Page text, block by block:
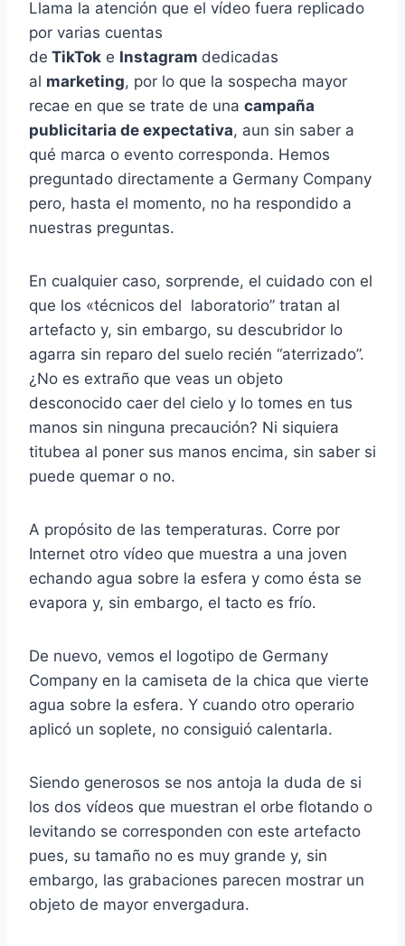
Llama la atención que el vídeo fuera replicado
por varias cuentas
de TikTok e Instagram dedicadas
al marketing, por lo que la sospecha mayor
recae en que se trate de una campaña
publicitaria de expectativa, aun sin saber a
qué marca o evento corresponda. Hemos
preguntado directamente a Germany Company
pero, hasta el momento, no ha respondido a
nuestras preguntas.
En cualquier caso, sorprende, el cuidado con el
que los «técnicos del laboratorio” tratan al
artefacto y, sin embargo, su descubridor lo
agarra sin reparo del suelo recién “aterrizado”.
¿No es extraño que veas un objeto
desconocido caer del cielo y lo tomes en tus
manos sin ninguna precaución? Ni siquiera
titubea al poner sus manos encima, sin saber si
puede quemar o no.
A propósito de las temperaturas. Corre por
Internet otro vídeo que muestra a una joven
echando agua sobre la esfera y como ésta se
evapora y, sin embargo, el tacto es frío.
De nuevo, vemos el logotipo de Germany
Company en la camiseta de la chica que vierte
agua sobre la esfera. Y cuando otro operario
aplicó un soplete, no consiguió calentarla.
Siendo generosos se nos antoja la duda de si
los dos vídeos que muestran el orbe flotando o
levitando se corresponden con este artefacto
pues, su tamaño no es muy grande y, sin
embargo, las grabaciones parecen mostrar un
objeto de mayor envergadura.